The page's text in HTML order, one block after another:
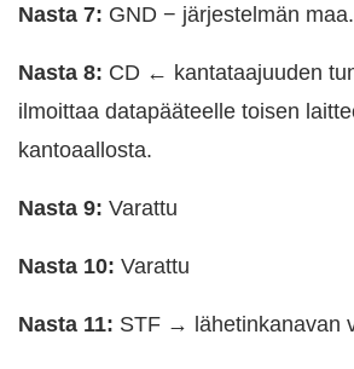
Nasta 7: GND − järjestelmän
Nasta 8: CD ← kantataajuuden
ilmoittaa datapääteelle toisen
kantoaallosta.
Nasta 9: Varattu
Nasta 10: Varattu
Nasta 11: STF → lähetinkanavan